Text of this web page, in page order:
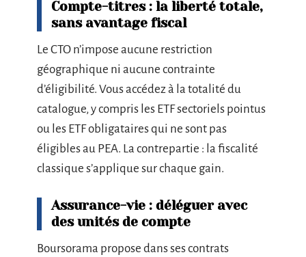
Compte-titres : la liberté totale,
sans avantage fiscal
Le CTO n’impose aucune restriction
géographique ni aucune contrainte
d’éligibilité. Vous accédez à la totalité du
catalogue, y compris les ETF sectoriels pointus
ou les ETF obligataires qui ne sont pas
éligibles au PEA. La contrepartie : la fiscalité
classique s’applique sur chaque gain.
Assurance-vie : déléguer avec
des unités de compte
Boursorama propose dans ses contrats